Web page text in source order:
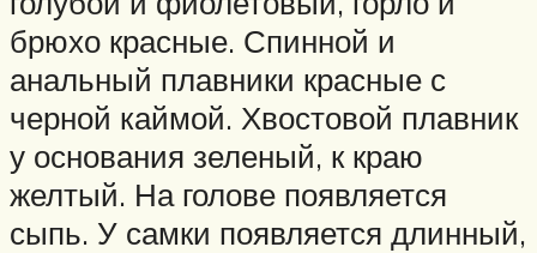
брюхо красные. Спинной и
анальный плавники красные с
черной каймой. Хвостовой плавник
у основания зеленый, к краю
желтый. На голове появляется
сыпь. У самки появляется длинный,